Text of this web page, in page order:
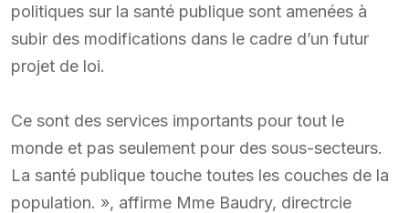
politiques sur la santé publique sont amenées à
subir des modifications dans le cadre d’un futur
projet de loi.
Ce sont des services importants pour tout le
monde et pas seulement pour des sous-secteurs.
La santé publique touche toutes les couches de la
population. », affirme Mme Baudry, directrcie